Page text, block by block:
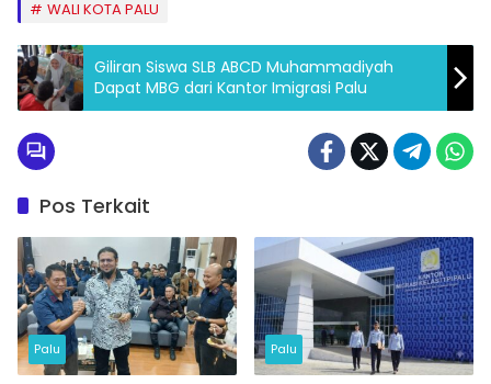
WALI KOTA PALU
Giliran Siswa SLB ABCD Muhammadiyah
Dapat MBG dari Kantor Imigrasi Palu
Pos Terkait
Palu Palu